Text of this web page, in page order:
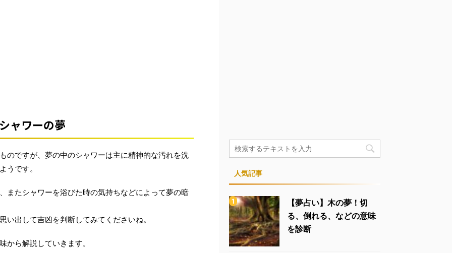
ャワーの夢
のですが、夢の中のシャワーは主に精神的な汚れを洗
うです。
またシャワーを浴びた時の気持ちなどによって夢の暗
出して吉凶を判断してみてくださいね。
から解説していきます。
人気記事
【夢占い】木の夢！切
る、倒れる、などの意味
を診断